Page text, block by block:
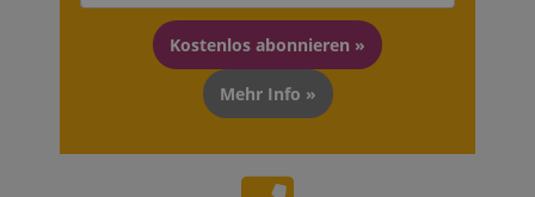
Kostenlos abonnieren »
Mehr Info »